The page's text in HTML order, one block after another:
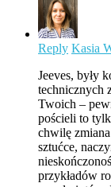
Reply Kasia
Jeeves, były
technicznych
Twoich –
pościeli to
chwilę
sztućce,
przykładów